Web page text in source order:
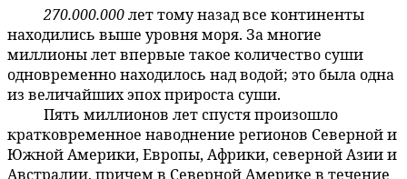
270.000.000лет тому назад все континенты
находились выше уровня моря. За многие
миллионы лет впервые такое количество суши
одновременно находилось над водой; это была одна
из величайших эпох прироста суши.
Пять миллионов лет спустя произошло
кратковременное наводнение регионов Северной и
Южной Америки, Европы, Африки, северной Азии и
Австралии, причем в Северной Америке в течение